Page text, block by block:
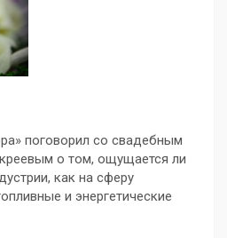
поговорил со свадебным
о том, ощущается ли
как на сферу
и энергетические